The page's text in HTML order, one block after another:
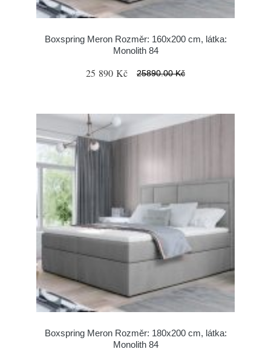
Boxspring Meron Rozměr: 160x200 cm, látka:
Monolith 84
25 890 Kč 25890.00 Kč
Boxspring Meron Rozměr: 180x200 cm, látka:
Monolith 84